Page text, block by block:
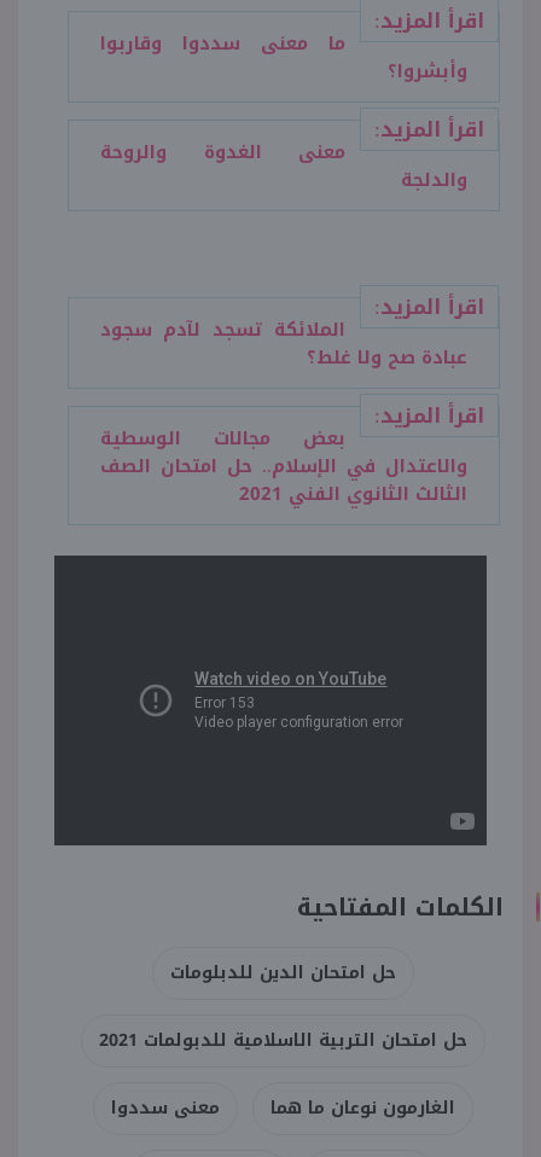
اقرأ المزيد:
ما معنى سددوا وقاربوا
وأبشروا؟
اقرأ المزيد:
معنى الغدوة والروحة
والدلجة
اقرأ المزيد:
الملائكة تسجد لآدم سجود
عبادة صح ولا غلط؟
اقرأ المزيد:
بعض مجالات الوسطية
والاعتدال في الإسلام.. حل امتحان الصف
الثالث الثانوي الفني 2021
الكلمات المفتاحية
حل امتحان الدين للدبلومات
حل امتحان التربية الاسلامية للدبولمات 2021
الغارمون نوعان ما هما معنى سددوا